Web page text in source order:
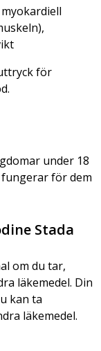
för
under 18
för dem
Stada
om du tar,
läkemedel. Din
kan ta
läkemedel.